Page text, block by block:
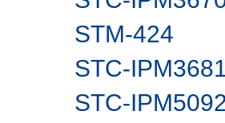
STM-424
STC-
STC-